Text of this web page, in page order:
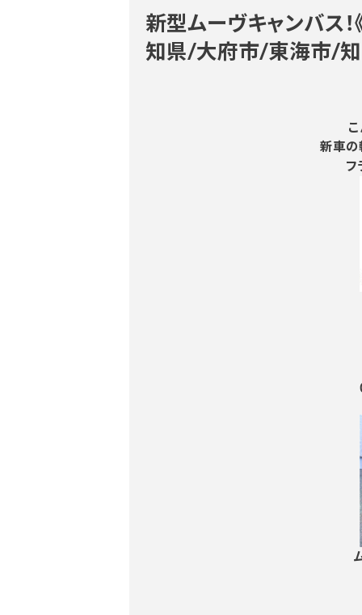
新型ムーヴキャンバス
知県/大府市/東海市/知
新車の
フ